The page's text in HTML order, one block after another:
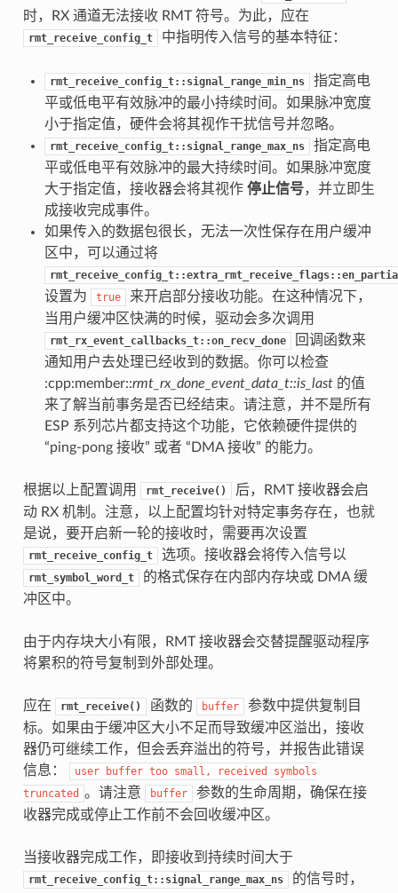
时，RX 通道无法接收 RMT 符号。为此，应在
rmt_receive_config_t 中指明传入信号的基本特征：
rmt_receive_config_t::signal_range_min_ns
指定高电
平或低电平有效脉冲的最小持续时间。如果脉冲宽度
小于指定值，硬件会将其视作干扰信号并忽略。
rmt_receive_config_t::signal_range_max_ns
指定高电
平或低电平有效脉冲的最大持续时间。如果脉冲宽度
大于指定值，接收器会将其视作 停止信号，并立即生
成接收完成事件。
如果传入的数据包很长，无法一次性保存在用户缓冲
区中，可以通过将
设置为 true
来开启部分接收功能。在这种情况下，
当用户缓冲区快满的时候，驱动会多次调用
rmt_rx_event_callbacks_t::on_recv_done
回调函数来
通知用户去处理已经收到的数据。你可以检查
:cpp:member::rmt_rx_done_event_data_t::is_last的值
来了解当前事务是否已经结束。请注意，并不是所有
ESP 系列芯片都支持这个功能，它依赖硬件提供的
“ping-pong 接收” 或者 “DMA 接收” 的能力。
根据以上配置调用 rmt_receive()
后，RMT 接收器会启
动 RX 机制。注意，以上配置均针对特定事务存在，也就
是说，要开启新一轮的接收时，需要再次设置
rmt_receive_config_t 选项。接收器会将传入信号以
rmt_symbol_word_t
的格式保存在内部内存块或 DMA 缓
冲区中。
由于内存块大小有限，RMT 接收器会交替提醒驱动程序
将累积的符号复制到外部处理。
应在 rmt_receive() 函数的 buffer
参数中提供复制目
标。如果由于缓冲区大小不足而导致缓冲区溢出，接收
器仍可继续工作，但会丢弃溢出的符号，并报告此错误
信息：
user buffer too small, received
symbols
truncated 。请注意 buffer
参数的生命周期，确保在接
收器完成或停止工作前不会回收缓冲区。
当接收器完成工作，即接收到持续时间大于
rmt_receive_config_t::signal_range_max_ns 的信号时，